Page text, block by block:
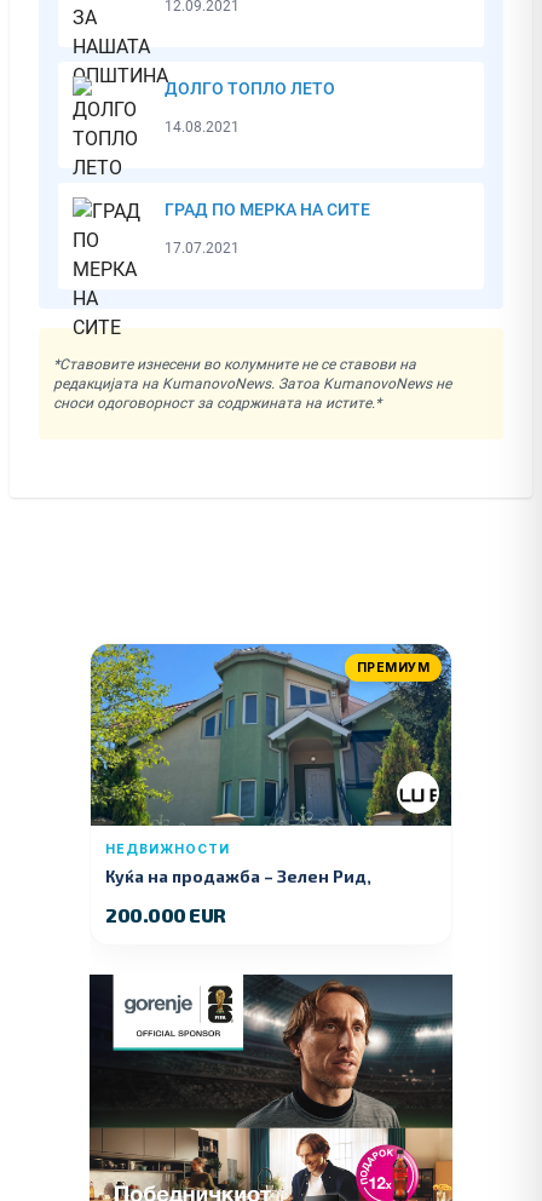
12.09.2021
ДОЛГО ТОПЛО ЛЕТО
14.08.2021
ГРАД ПО МЕРКА НА СИТЕ
17.07.2021
*Ставовите изнесени во колумните не се ставови на
редакцијата на KumanovoNews. Затоа KumanovoNews не
сноси одоговорност за содржината на истите.*
ПРЕМИУМ
НЕДВИЖНОСТИ
Куќа на продажба – Зелeн Рид,
200.000 EUR